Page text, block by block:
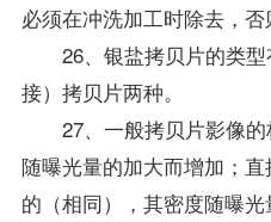
必须在冲洗加工时除去，否
26、银盐拷贝片的类型
接）拷贝片两种。
27、一般拷贝片影像的
随曝光量的加大而增加；
的（相同），其密度随曝光